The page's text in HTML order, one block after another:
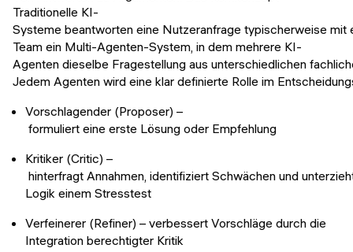
Traditionelle KI-
Systeme beantworten eine Nutzeranfrage typischerweise
Team ein Multi-Agenten-System, in dem mehrere KI-
Agenten dieselbe Fragestellung aus unterschiedlichen
Jedem Agenten wird eine klar definierte Rolle im
Vorschlagender (Proposer) –
formuliert eine erste Lösung oder Empfehlung
Kritiker (Critic) –
hinterfragt Annahmen, identifiziert Schwächen und
Logik einem Stresstest
Verfeinerer (Refiner) – verbessert Vorschläge durch die
Integration berechtigter Kritik